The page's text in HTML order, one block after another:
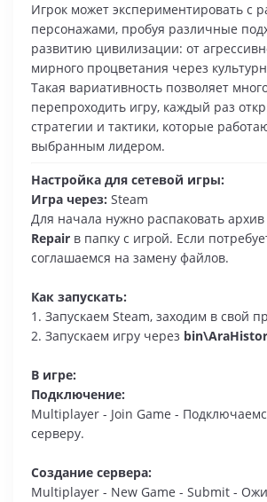
Игрок может экспериментировать с
персонажами, пробуя различные
развитию цивилизации: от
мирного процветания через
Такая вариативность позволяет
перепроходить игру, каждый раз
стратегии и тактики, которые
выбранным лидером.
Настройка для сетевой игры:
Игра через: Steam
Для начала нужно распаковать
Repair в папку с игрой. Если
соглашаемся на замену файлов.
Как запускать:
1. Запускаем Steam, заходим в свой
2. Запускаем игру через
В игре:
Подключение:
Multiplayer - Join Game -
серверу.
Создание сервера:
Multiplayer - New Game - Submit -